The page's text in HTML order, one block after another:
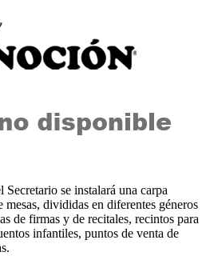
se instalará una carpa
mesas, divididas en diferentes géneros
de firmas y de recitales, recintos para
infantiles, puntos de venta de